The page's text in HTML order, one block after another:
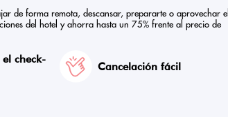
de forma remota, descansar, prepararte o aprovechar el
del hotel y ahorra hasta un 75% frente al precio de
check-
Cancelación fácil